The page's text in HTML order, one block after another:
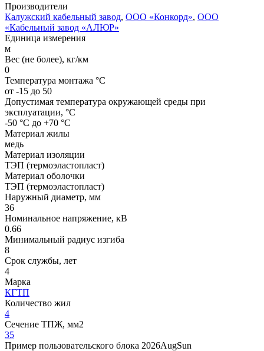
Производители
Калужский кабельный завод, ООО «Конкорд», ООО
«Кабельный завод «АЛЮР»
Единица измерения
м
Вес (не более), кг/км
0
Температура монтажа °C
от -15 до 50
Допустимая температура окружающей среды при
эксплуатации, °C
-50 °С до +70 °С
Материал жилы
медь
Материал изоляции
ТЭП (термоэластопласт)
Материал оболочки
ТЭП (термоэластопласт)
Наружный диаметр, мм
36
Номинальное напряжение, кВ
0.66
Минимальный радиус изгиба
8
Срок службы, лет
4
Марка
КГТП
Количество жил
4
Сечение ТПЖ, мм2
35
Пример пользовательского блока 2026AugSun